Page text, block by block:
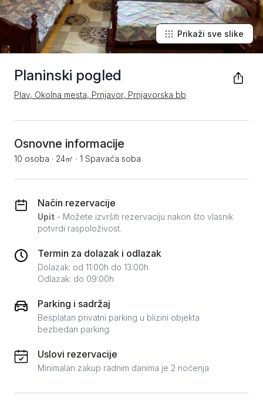
Planinski pogled
Plav, Okolna mesta, Prnjavor, Prnjavorska bb
Prikaži sve slike
Osnovne informacije
10 osoba · 24㎡ · 1 Spavaća soba
Način rezervacije
Upit - Možete izvršiti rezervaciju nakon što vlasnik
potvrdi raspoloživost.
Termin za dolazak i odlazak
Dolazak: od 11:00h do 13:00h
Odlazak: do 09:00h
Parking i sadržaj
Besplatan privatni parking u blizini objekta
bezbedan parking
Uslovi rezervacije
Minimalan zakup radnim danima je 2 noćenja